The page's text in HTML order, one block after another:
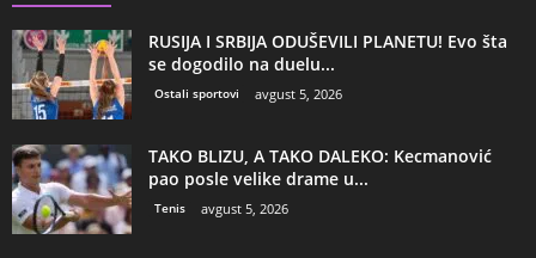
RUSIJA I SRBIJA ODUŠEVILI PLANETU! Evo šta
se dogodilo na duelu...
Ostali sportovi avgust 5, 2026
TAKO BLIZU, A TAKO DALEKO: Kecmanović
pao posle velike drame u...
Tenis avgust 5, 2026